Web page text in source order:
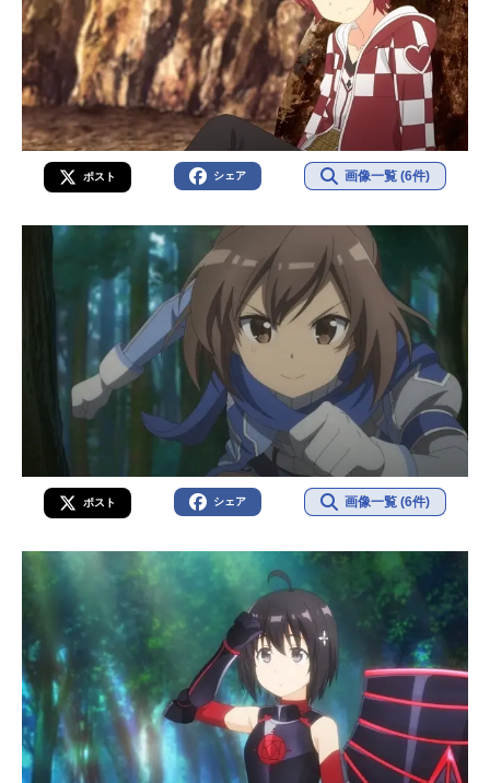
ポスト シェア 画像一覧 (6件)
ポスト シェア 画像一覧 (6件)